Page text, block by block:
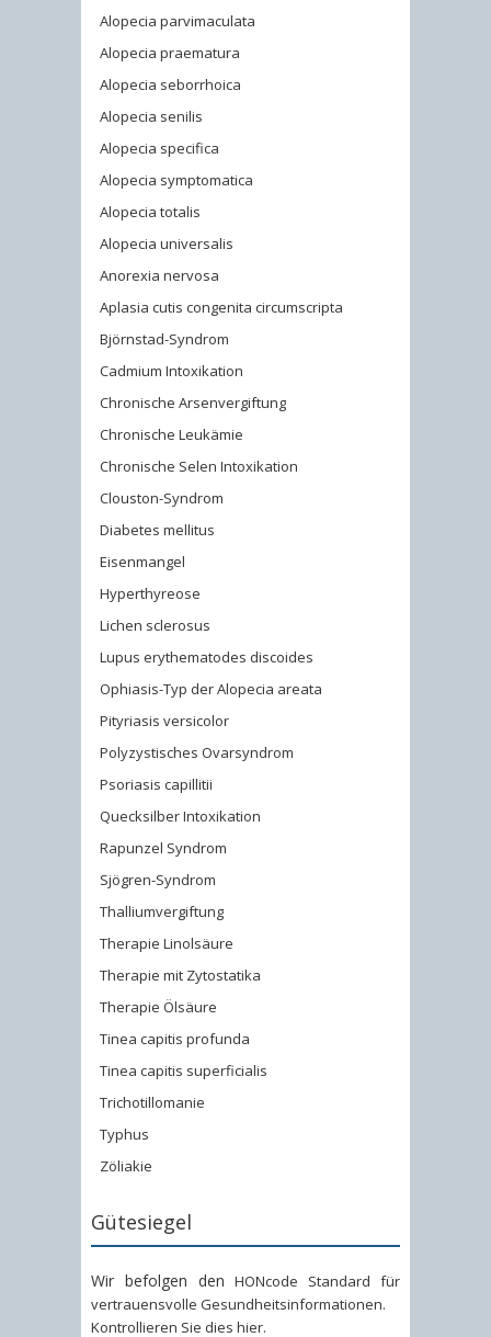
Alopecia parvimaculata
Alopecia praematura
Alopecia seborrhoica
Alopecia senilis
Alopecia specifica
Alopecia symptomatica
Alopecia totalis
Alopecia universalis
Anorexia nervosa
Aplasia cutis congenita circumscripta
Björnstad-Syndrom
Cadmium Intoxikation
Chronische Arsenvergiftung
Chronische Leukämie
Chronische Selen Intoxikation
Clouston-Syndrom
Diabetes mellitus
Eisenmangel
Hyperthyreose
Lichen sclerosus
Lupus erythematodes discoides
Ophiasis-Typ der Alopecia areata
Pityriasis versicolor
Polyzystisches Ovarsyndrom
Psoriasis capillitii
Quecksilber Intoxikation
Rapunzel Syndrom
Sjögren-Syndrom
Thalliumvergiftung
Therapie Linolsäure
Therapie mit Zytostatika
Therapie Ölsäure
Tinea capitis profunda
Tinea capitis superficialis
Trichotillomanie
Typhus
Zöliakie
Gütesiegel
Wir befolgen denHONcode Standard für
vertrauensvolle Gesundheitsinformationen.
Kontrollieren Sie dies hier.